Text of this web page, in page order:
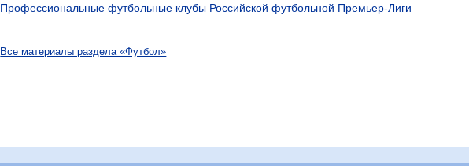
Профессиональные футбольные клубы Российской футбольной Премьер-Лиги
Все материалы раздела «Футбол»